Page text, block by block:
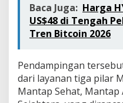
Baca Juga: Harga
US$48 di Tengah
Tren Bitcoin 2026
Pendampingan
dari layanan tiga pilar
Mantap Sehat,